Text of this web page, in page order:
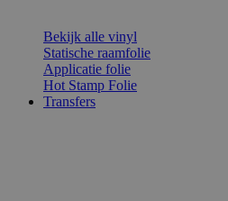
Bekijk alle vinyl
Statische raamfolie
Applicatie folie
Hot Stamp Folie
Transfers